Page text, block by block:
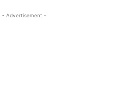
- Advertisement -